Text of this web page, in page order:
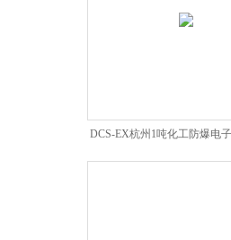
DCS-EX杭州1吨化工防爆电
磅称定做